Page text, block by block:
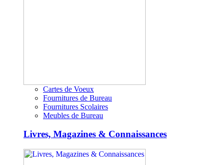
Cartes de Voeux
Fournitures de Bureau
Fournitures Scolaires
Meubles de Bureau
Livres, Magazines & Connaissances